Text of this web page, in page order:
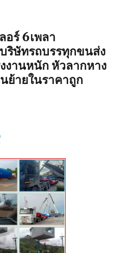
อร์ 6เพลา
ริษัทรถบรรทุกขนส่ง
งานหนัก หัวลากหาง
ย้ายในราคาถูก